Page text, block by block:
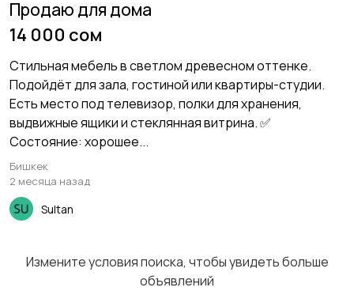
Сад и огород Садовая мебель
Столы и стулья
Продаю для дома
14 000 сом
Стильная мебель в светлом древесном оттенке.
Подойдёт для зала, гостиной или квартиры-студии.
Есть место под телевизор, полки для хранения,
выдвижные ящики и стеклянная витрина. ✅
Состояние: хорошее...
Бишкек
2 месяца назад
Sultan
Измените условия поиска, чтобы увидеть больше
объявлений